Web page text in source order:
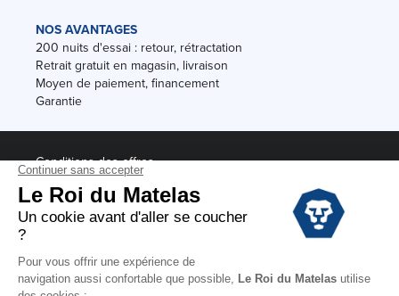
NOS AVANTAGES
200 nuits d'essai : retour, rétractation
Retrait gratuit en magasin, livraison
Moyen de paiement, financement
Garantie
Conditions des offres
Black Friday
Destockage
Soldes
Conditions Générales de vente magasin
Conditions Générales de vente internet